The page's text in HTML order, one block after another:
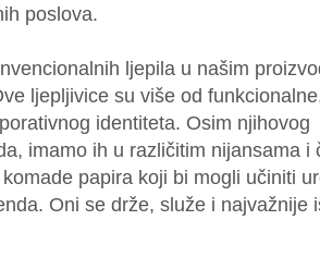
poslova.
ljepila u našim
ljepljivice su više od
identiteta. Osim njihovog
imamo ih u različitim nijansama i
papira koji bi mogli učiniti
Oni se drže, služe i najvažnije